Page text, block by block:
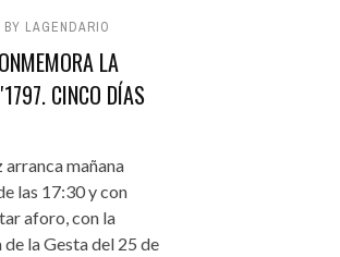
BY LAGENDARIO
LA
CINCO DÍAS
arranca mañana
las 17:30 y con
aforo, con la
la Gesta del 25 de